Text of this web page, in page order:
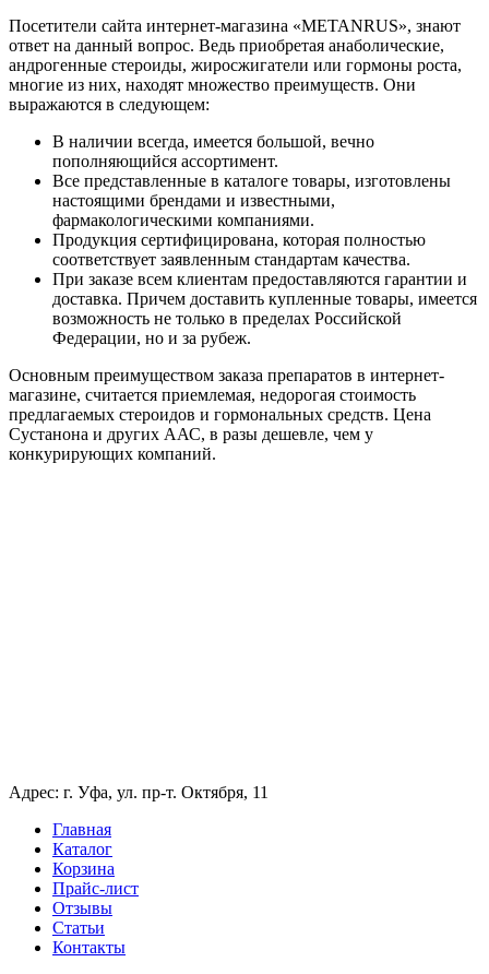
Посетители сайта интернет-магазина «METANRUS», знают
ответ на данный вопрос. Ведь приобретая анаболические,
андрогенные стероиды, жиросжигатели или гормоны роста,
многие из них, находят множество преимуществ. Они
выражаются в следующем:
В наличии всегда, имеется большой, вечно
пополняющийся ассортимент.
Все представленные в каталоге товары, изготовлены
настоящими брендами и известными,
фармакологическими компаниями.
Продукция сертифицирована, которая полностью
соответствует заявленным стандартам качества.
При заказе всем клиентам предоставляются гарантии и
доставка. Причем доставить купленные товары, имеется
возможность не только в пределах Российской
Федерации, но и за рубеж.
Основным преимуществом заказа препаратов в интернет-
магазине, считается приемлемая, недорогая стоимость
предлагаемых стероидов и гормональных средств. Цена
Сустанона и других ААС, в разы дешевле, чем у
конкурирующих компаний.
Адрес: г. Уфа, ул. пр-т. Октября, 11
Главная
Каталог
Корзина
Прайс-лист
Отзывы
Статьи
Контакты